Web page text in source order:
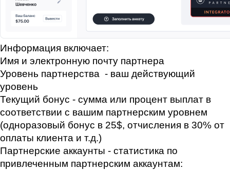
Имя и электронную почту партнера
Уровень партнерства  - ваш действующий
уровень
Текущий бонус - сумма или процент выплат в
соответствии с вашим партнерским уровнем
(одноразовый бонус в 25$, отчисления в 30% от
оплаты клиента и т.д.)
Партнерские аккаунты - статистика по
привлеченным партнерским аккаунтам: